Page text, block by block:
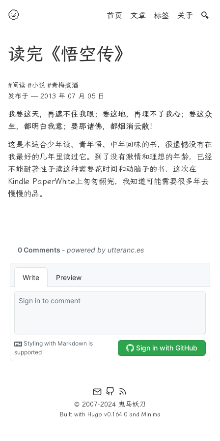
🌝 首页 文章 标签 关于 🔍
读完《悟空传》
#阅读 #小说 #青梅煮酒
发布于 — 2013 年 07 月 05 日
我要这天，再遮不住我眼；要这地，再埋不了我心；要这众
生，都明白我意；要那诸佛，都烟消云散！
这是本适合少年读、青年悟、中年回味的书，很遗憾没有在
我最好的几年里读过它。到了没有激情和理想的年龄，已经
不能耐著性子读这种需要花时间和动脑子的书，这次在
Kindle PaperWhite上匆匆翻完，我知道可能需要很多年去
慢慢的品。
© 2007-2024 鬼马妖刀
Built with Hugo v0.164.0 and Minima